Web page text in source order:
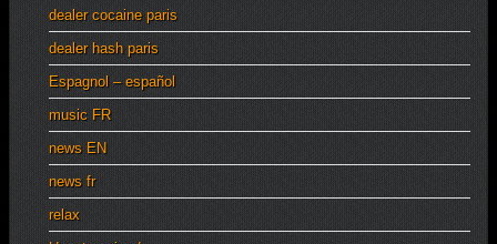
dealer cocaine paris
dealer hash paris
Espagnol – español
music FR
news EN
news fr
relax